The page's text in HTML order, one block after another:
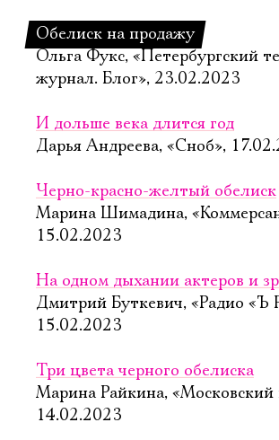
Обелиск на продажу
Ольга Фукс, «Петербургский
журнал. Блог», 23.02.2023
И дольше века длится год
Дарья Андреева, «Сноб»,
Черно-красно-желтый обелиск
Марина Шимадина,
15.02.2023
На одном дыхании актеров и
Дмитрий Буткевич, «Радио «Ъ
15.02.2023
Три цвета черного обелиска
Марина Райкина, «Московский
14.02.2023